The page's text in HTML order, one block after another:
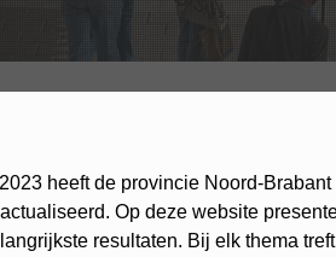
2023 heeft de provincie Noord-
Op deze website
resultaten. Bij elk thema